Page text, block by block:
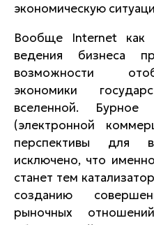
экономическую
Вообще Internet как
ведения бизнеса
возможности
экономики
вселенной. Бурное
(электронной
перспективы для
исключено, что
станет тем
созданию
рыночных